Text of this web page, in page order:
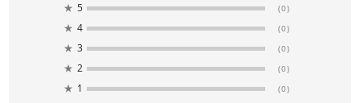
★ 5 (0)
★ 4 (0)
★ 3 (0)
★ 2 (0)
★ 1 (0)